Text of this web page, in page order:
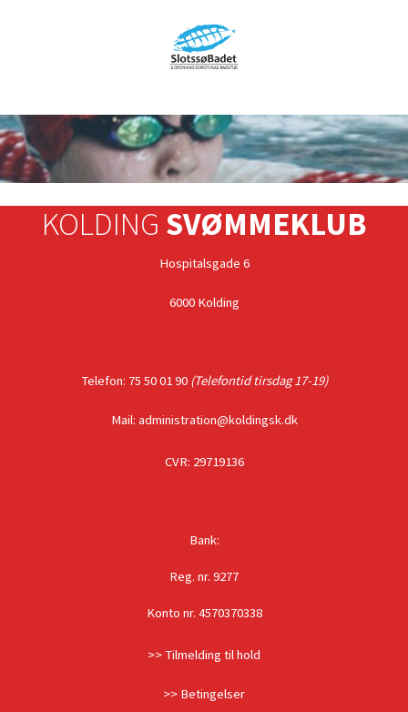
KOLDING SVØMMEKLUB
Hospitalsgade 6
6000 Kolding
Telefon: 75 50 01 90 (Telefontid tirsdag 17-19)
Mail: administration@koldingsk.dk
CVR: 29719136
Bank:
Reg. nr. 9277
Konto nr. 4570370338
>> Tilmelding til hold
>> Betingelser